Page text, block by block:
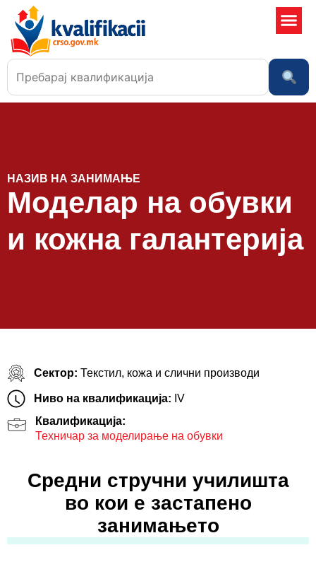
НАЗИВ НА ЗАНИМАЊЕ
Моделар на обувки
и кожна галантерија
Сектор: Текстил, кожа и слични производи
Ниво на квалификација: IV
Квалификација:
Техничар за моделирање на обувки
Средни стручни училишта
во кои е застапено
занимањето